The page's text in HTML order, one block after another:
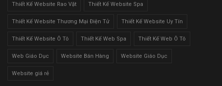
Thiết Kế Website Rao Vặt Thiết Kế Website Spa
Thiết Kế Website Thương Mại Điện Tử Thiết Kế Website Uy Tín
Thiết Kế Website Ô Tô Thiết Kế Web Spa Thiết Kế Web Ô Tô
Web Giáo Dục Website Bán Hàng Website Giáo Dục
Website giá rẻ